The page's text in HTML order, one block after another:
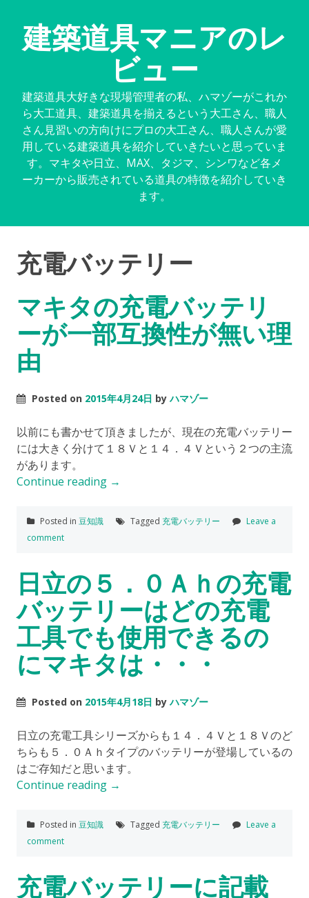
建築道具マニアのレ
ビュー
建築道具大好きな現場管理者の私、ハマゾーがこれか
ら大工道具、建築道具を揃えるという大工さん、職人
さん見習いの方向けにプロの大工さん、職人さんが愛
用している建築道具を紹介していきたいと思っていま
す。マキタや日立、MAX、タジマ、シンワなど各メ
ーカーから販売されている道具の特徴を紹介していき
ます。
充電バッテリー
マキタの充電バッテリ
ーが一部互換性が無い理
由
Posted on 2015年4月24日 byハマゾー
以前にも書かせて頂きましたが、現在の充電バッテリー
には大きく分けて１８Ｖと１４．４Ｖという２つの主流
があります。
Continue reading →
Posted in 豆知識 Tagged 充電バッテリー
Leave a
comment
日立の５．０Ａｈの充電
バッテリーはどの充電
工具でも使用できるの
にマキタは・・・
Posted on 2015年4月18日 byハマゾー
日立の充電工具シリーズからも１４．４Ｖと１８Ｖのど
ちらも５．０Ａｈタイプのバッテリーが登場しているの
はご存知だと思います。
Continue reading →
Posted in 豆知識 Tagged 充電バッテリー
Leave a
comment
充電バッテリーに記載